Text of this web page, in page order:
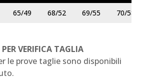
65/49 68/52 69/55 70/58
VERIFICA TAGLIA
le prove taglie sono disponibili